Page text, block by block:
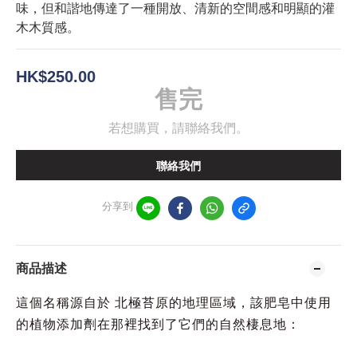
味，但和諧地傳達了一種開放、清新的空間感和明顯的灌
木木質感。
HK$250.00
售完
若想購買，請聯絡我們。
聯絡我們
分享到
商品描述
這個名稱源自於 北極苔原的地理區域，該肥皂中使用
的植物添加劑在那裡找到了它們的自然棲息地：